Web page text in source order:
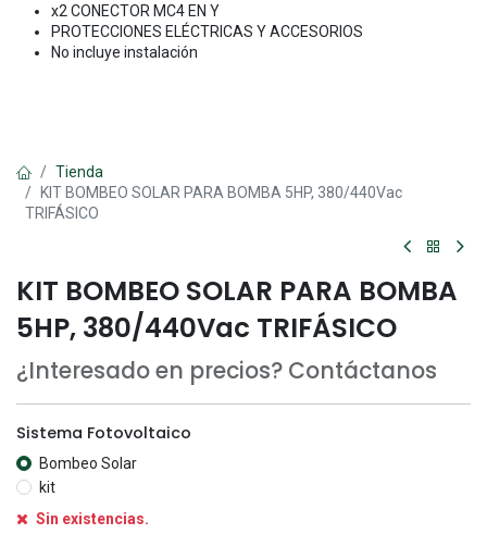
x2 CONECTOR MC4 EN Y
PROTECCIONES ELÉCTRICAS Y ACCESORIOS
No incluye instalación
Tienda
KIT BOMBEO SOLAR PARA BOMBA 5HP, 380/440Vac
TRIFÁSICO
KIT BOMBEO SOLAR PARA BOMBA
5HP, 380/440Vac TRIFÁSICO
¿Interesado en precios? Contáctanos
Sistema Fotovoltaico
Bombeo Solar
kit
Sin existencias.